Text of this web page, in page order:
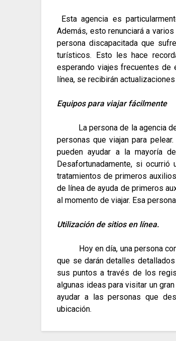
Esta agencia es
Además, esto renunciará a
persona discapacitada que
turísticos. Esto les hace
esperando viajes frecuentes de
línea, se recibirán
Equipos para viajar fácilmente
La persona de la agencia
personas que viajan para pelear.
pueden ayudar a la mayoría
Desafortunadamente, si
tratamientos de primeros
de línea de ayuda de primeros
al momento de viajar. Esa
Utilización de sitios en línea.
Hoy en día, una persona
que se darán detalles
sus puntos a través de los
algunas ideas para visitar un
ayudar a las personas que
ubicación.